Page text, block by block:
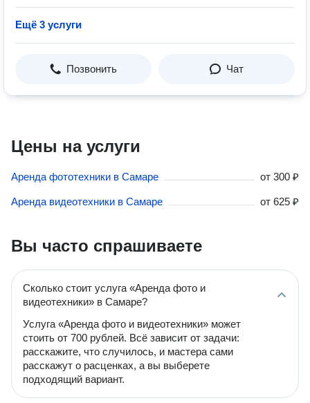
Ещё 3 услуги
Позвонить Чат
Цены на услуги
Аренда фототехники в Самаре от 300 ₽
Аренда видеотехники в Самаре от 625 ₽
Вы часто спрашиваете
Сколько стоит услуга «Аренда фото и
видеотехники» в Самаре?
Услуга «Аренда фото и видеотехники» может
стоить от 700 рублей. Всё зависит от задачи:
расскажите, что случилось, и мастера сами
расскажут о расценках, а вы выберете
подходящий вариант.